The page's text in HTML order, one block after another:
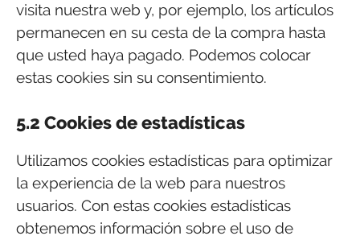
visita nuestra web y, por ejemplo, los artículos
permanecen en su cesta de la compra hasta
que usted haya pagado. Podemos colocar
estas cookies sin su consentimiento.
5.2 Cookies de estadísticas
Utilizamos cookies estadísticas para optimizar
la experiencia de la web para nuestros
usuarios. Con estas cookies estadísticas
obtenemos información sobre el uso de